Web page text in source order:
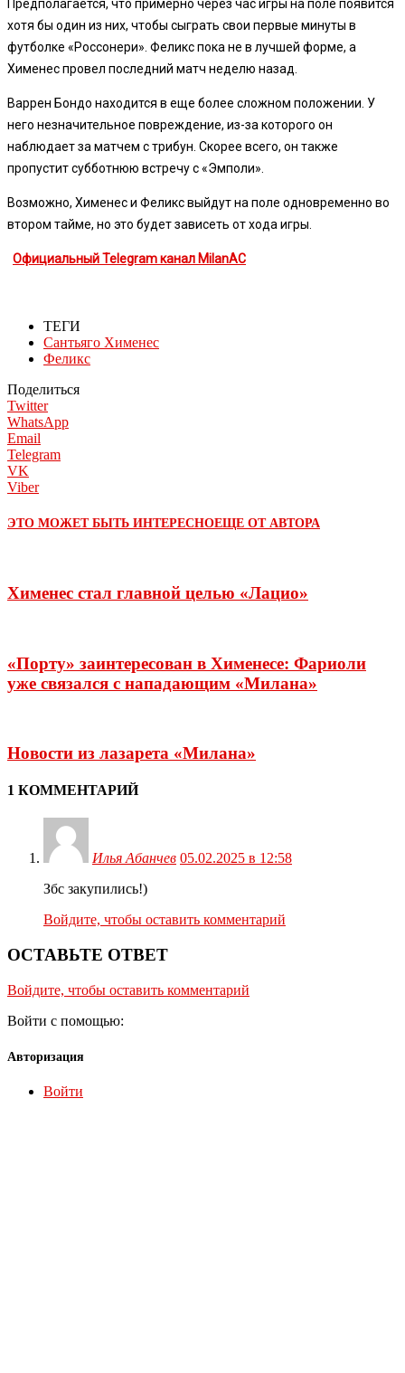
Предполагается, что примерно через час игры на поле появится
хотя бы один из них, чтобы сыграть свои первые минуты в
футболке «Россонери». Феликс пока не в лучшей форме, а
Хименес провел последний матч неделю назад.
Варрен Бондо находится в еще более сложном положении. У
него незначительное повреждение, из-за которого он
наблюдает за матчем с трибун. Скорее всего, он также
пропустит субботнюю встречу с «Эмполи».
Возможно, Хименес и Феликс выйдут на поле одновременно во
втором тайме, но это будет зависеть от хода игры.
Официальный Telegram канал MilanAC
ТЕГИ
Сантьяго Хименес
Феликс
Поделиться
Twitter
WhatsApp
Email
Telegram
VK
Viber
ЭТО МОЖЕТ БЫТЬ ИНТЕРЕСНОЕЩЕ ОТ АВТОРА
Хименес стал главной целью «Лацио»
«Порту» заинтересован в Хименесе: Фариоли
уже связался с нападающим «Милана»
Новости из лазарета «Милана»
1 КОММЕНТАРИЙ
Илья Абанчев 05.02.2025 в 12:58
Збс закупились!)
Войдите, чтобы оставить комментарий
ОСТАВЬТЕ ОТВЕТ
Войдите, чтобы оставить комментарий
Войти с помощью:
Авторизация
Войти